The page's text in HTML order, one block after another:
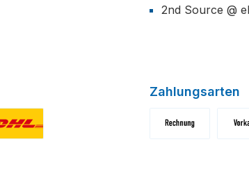
2nd Source @
Zahlungsarten